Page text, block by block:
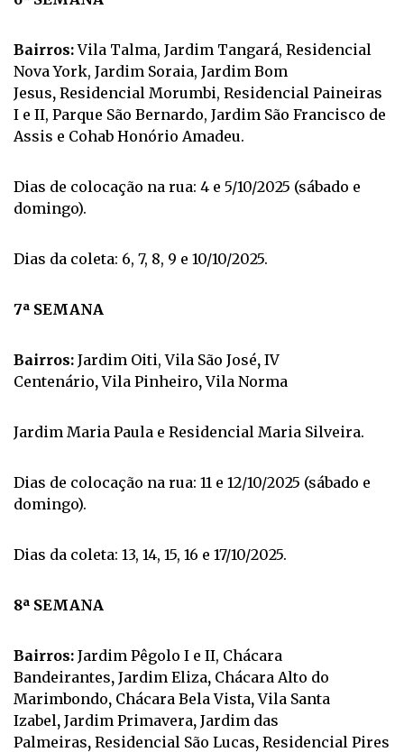
Bairros:Vila Talma, Jardim Tangará, Residencial
Nova York, Jardim Soraia, Jardim Bom
Jesus, Residencial Morumbi, Residencial Paineiras
I e II, Parque São Bernardo, Jardim São Francisco de
Assis e Cohab Honório Amadeu.
Dias de colocação na rua: 4 e 5/10/2025 (sábado e
domingo).
Dias da coleta: 6, 7, 8, 9 e 10/10/2025.
7ª SEMANA
Bairros: Jardim Oiti, Vila São José, IV
Centenário,Vila Pinheiro,Vila Norma
Jardim Maria Paula e Residencial Maria Silveira.
Dias de colocação na rua: 11 e 12/10/2025 (sábado e
domingo).
Dias da coleta: 13, 14, 15, 16 e 17/10/2025.
8ª SEMANA
Bairros: Jardim Pêgolo I e II, Chácara
Bandeirantes, Jardim Eliza, Chácara Alto do
Marimbondo, Chácara Bela Vista,Vila Santa
Izabel, Jardim Primavera, Jardim das
Palmeiras, Residencial São Lucas, Residencial Pires